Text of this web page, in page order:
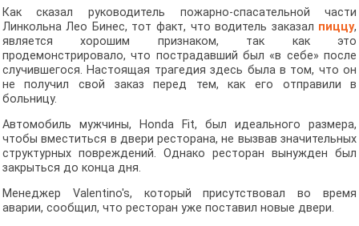
Как сказал руководитель пожарно-спасательной части
Линкольна Лео Бинес, тот факт, что водитель заказал пиццу,
является хорошим признаком, так как это
продемонстрировало, что пострадавший был «в себе» после
случившегося. Настоящая трагедия здесь была в том, что он
не получил свой заказ перед тем, как его отправили в
больницу.
Автомобиль мужчины, Honda Fit, был идеального размера,
чтобы вместиться в двери ресторана, не вызвав значительных
структурных повреждений. Однако ресторан вынужден был
закрыться до конца дня.
Менеджер Valentino's, который присутствовал во время
аварии, сообщил, что ресторан уже поставил новые двери.